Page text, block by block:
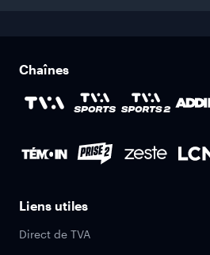
Chaînes
Liens utiles
Direct de TVA